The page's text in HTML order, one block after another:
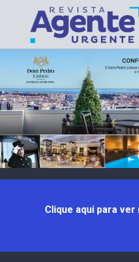
Clique aqui para